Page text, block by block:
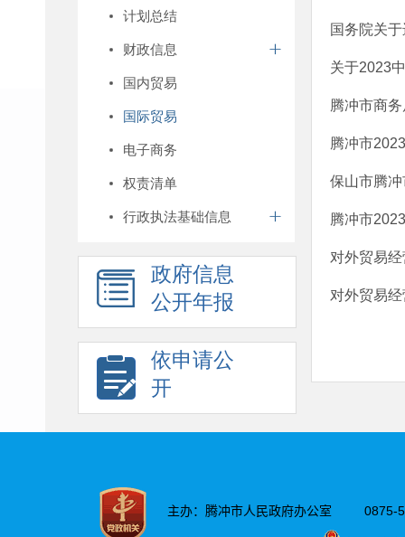
计划总结
财政信息
国内贸易
国际贸易
电子商务
权责清单
行政执法基础信息
政府信息
公开年报
依申请公
开
国务院关
关于2023
腾冲市商
腾冲市
保山市腾
腾冲市
对外贸易
对外贸易